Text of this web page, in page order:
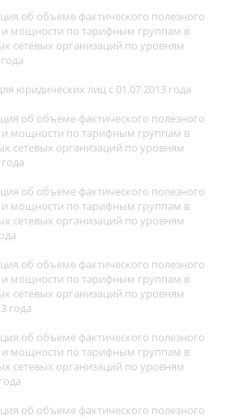
об объеме фактического полезного
и мощности по тарифным группам в
сетевых организаций по уровням
юридических лиц с 01.07.2013 года
об объеме фактического полезного
и мощности по тарифным группам в
сетевых организаций по уровням
об объеме фактического полезного
и мощности по тарифным группам в
сетевых организаций по уровням
об объеме фактического полезного
и мощности по тарифным группам в
сетевых организаций по уровням
года
об объеме фактического полезного
и мощности по тарифным группам в
сетевых организаций по уровням
об объеме фактического полезного